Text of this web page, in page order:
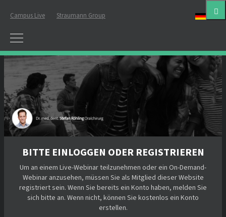
Campus Live Straumann Group
BITTE EINLOGGEN ODER REGISTRIEREN
Um an einem Live-Webinar teilzunehmen oder ein On-Demand-
Webinar anzusehen, müssen Sie als Mitglied dieser Website
registriert sein. Wenn Sie bereits ein Konto haben, melden Sie
sich bitte an. Wenn nicht, können Sie kostenlos ein Konto
erstellen.